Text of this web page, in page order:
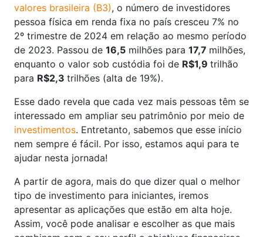
valores brasileira (B3), o número de investidores
pessoa física em renda fixa no país cresceu 7% no
2º trimestre de 2024 em relação ao mesmo período
de 2023. Passou de 16,5 milhões para 17,7 milhões,
enquanto o valor sob custódia foi de R$1,9 trilhão
para R$2,3 trilhões (alta de 19%).
Esse dado revela que cada vez mais pessoas têm se
interessado em ampliar seu patrimônio por meio de
investimentos. Entretanto, sabemos que esse início
nem sempre é fácil. Por isso, estamos aqui para te
ajudar nesta jornada!
A partir de agora, mais do que dizer qual o melhor
tipo de investimento para iniciantes, iremos
apresentar as aplicações que estão em alta hoje.
Assim, você pode analisar e escolher as que mais